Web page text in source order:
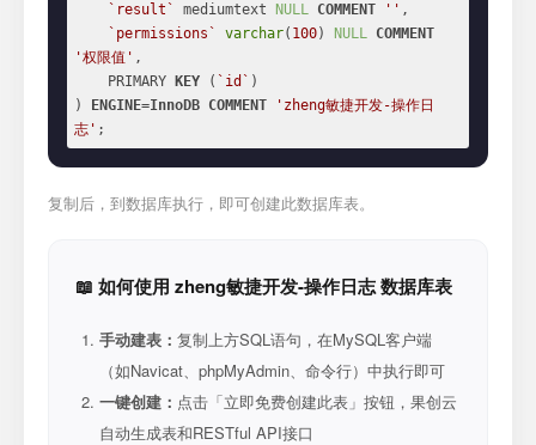
`result`
mediumtext NULL COMMENT '' ,
`permissions`
varchar( 100) NULL COMMENT
'权限值' ,
    PRIMARY
KEY ( `id` )
)
ENGINE=InnoDB COMMENT
'zheng敏捷开发-操作日
志' ;
复制后，到数据库执行，即可创建此数据库表。
📖 如何使用 zheng敏捷开发-操作日志 数据库表
手动建表： 复制上方SQL语句，在MySQL客户端
（如Navicat、phpMyAdmin、命令行）中执行即可
一键创建： 点击「立即免费创建此表」按钮，果创云
自动生成表和RESTful API接口